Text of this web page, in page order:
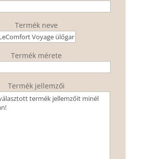
Termék neve
Termék mérete
Termék jellemzői